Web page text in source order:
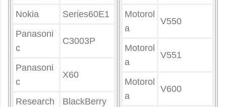
Nokia
Series60E1
Panasoni
c
C3003P
Panasoni
c
X60
Research
BlackBerry
Motorol
a
V550
Motorol
a
V551
Motorol
a
V600